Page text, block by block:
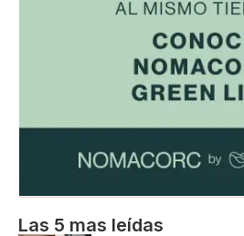
Las 5 mas leídas